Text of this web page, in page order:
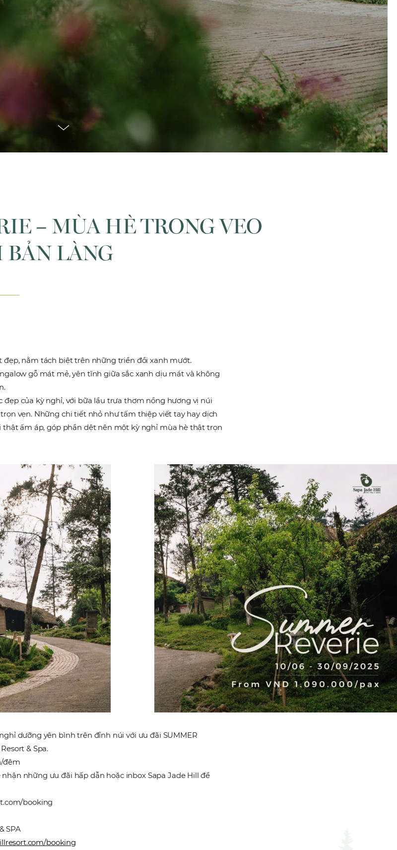
– MÙA HÈ TRONG VEO
BẢN LÀNG
đẹp, nằm tách biệt trên những triền đồi xanh mướt.
gỗ mát mẻ, yên tĩnh giữa sắc xanh dịu mát và không
của kỳ nghỉ, với bữa lẩu trưa thơm nồng hương vị núi
vẹn. Những chi tiết nhỏ như tấm thiệp viết tay hay dịch
ấm áp, góp phần dệt nên một kỳ nghỉ mùa hè thật trọn
dưỡng yên bình trên đỉnh núi với ưu đãi SUMMER
& Spa.
đêm
những ưu đãi hấp dẫn hoặc inbox Sapa Jade Hill để
booking
SPA
booking